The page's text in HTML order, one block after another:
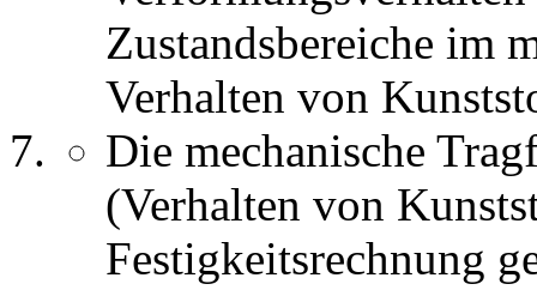
Zustandsbereiche im
Verhalten von
Die mechanische
(Verhalten von
Festigkeitsrechnung